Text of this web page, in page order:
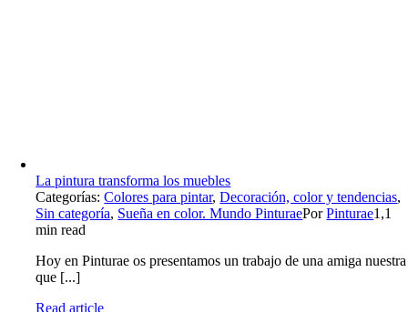
La pintura transforma los muebles
Categorías:Colores para pintar,Decoración, color y tendencias,
Sin categoría, Sueña en color. Mundo PinturaePorPinturae1,1
min read
Hoy en Pinturae os presentamos un trabajo de una amiga nuestra
que [...]
Read article